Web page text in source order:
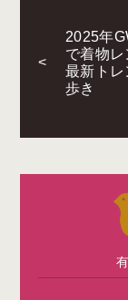
<
2025年
で着物レ
最新ト
歩き